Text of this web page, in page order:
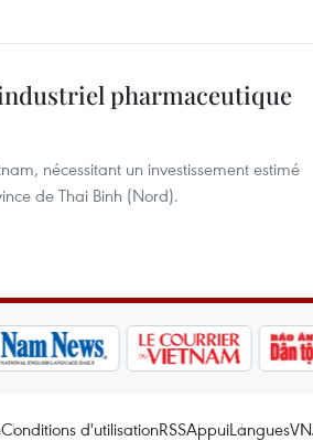
pharmaceutique
nécessitant un investissement estimé
de Thai Binh (Nord).
Conditions d'utilisationRSSAppuiLangues